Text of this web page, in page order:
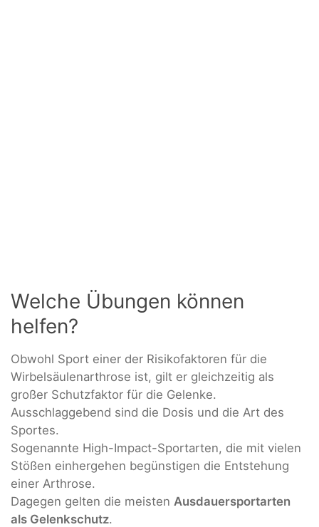
Welche Übungen können
helfen?
Obwohl Sport einer der Risikofaktoren für die
Wirbelsäulenarthrose ist, gilt er gleichzeitig als
großer Schutzfaktor für die Gelenke.
Ausschlaggebend sind die Dosis und die Art des
Sportes.
Sogenannte High-Impact-Sportarten, die mit vielen
Stößen einhergehen begünstigen die Entstehung
einer Arthrose.
Dagegen gelten die meisten Ausdauersportarten
als Gelenkschutz.